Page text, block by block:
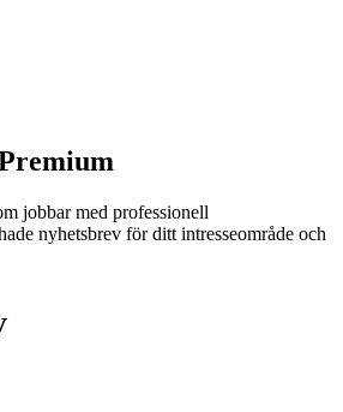
jobbar med professionell
nyhetsbrev för ditt intresseområde och